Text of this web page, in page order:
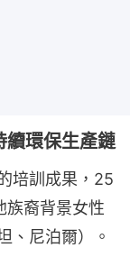
環保生產鏈
培訓成果，25
族裔背景女性
、尼泊爾）。